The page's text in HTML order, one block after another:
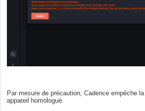
Par mesure de précaution, Cadence empêche
appareil homologué.